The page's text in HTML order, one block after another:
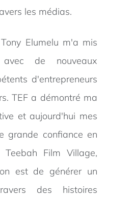
les médias.
Elumelu m'a mis
de nouveaux
d'entrepreneurs
TEF a démontré ma
et aujourd'hui mes
grande confiance en
Teebah Film Village,
est de générer un
des histoires